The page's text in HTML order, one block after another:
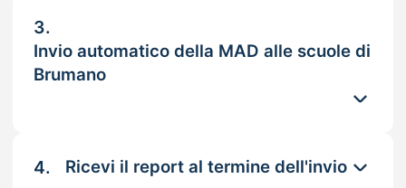
3.
Invio automatico della MAD alle scuole di
Brumano
4. Ricevi il report al termine dell'invio